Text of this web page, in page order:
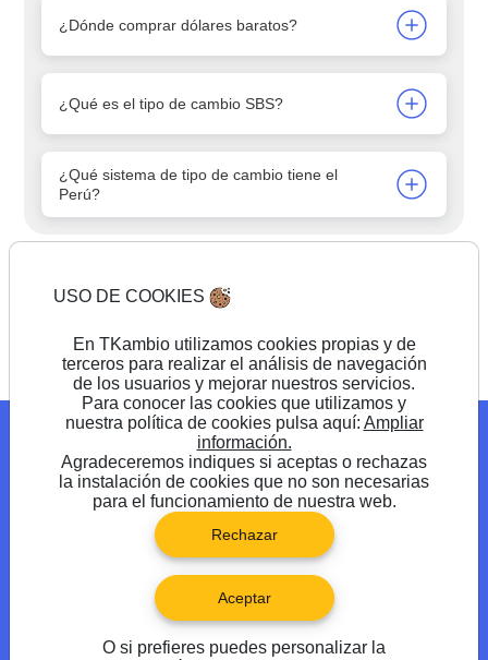
¿Dónde comprar dólares baratos?
¿Qué es el tipo de cambio SBS?
¿Qué sistema de tipo de cambio tiene el
Perú?
Comienza a cambiar
USO DE COOKIES
En TKambio utilizamos cookies propias y de
terceros para realizar el análisis de navegación
de los usuarios y mejorar nuestros servicios.
Para conocer las cookies que utilizamos y
nuestra política de cookies pulsa aquí: Ampliar
información.
Agradeceremos indiques si aceptas o rechazas
la instalación de cookies que no son necesarias
para el funcionamiento de nuestra web.
Rechazar
Aceptar
O si prefieres puedes personalizar la
Blog Promociones Preguntas frecuentes
Síguenos en
®TKambio